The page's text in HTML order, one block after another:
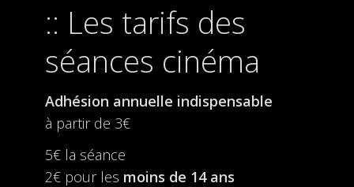
Les tarifs des
séances cinéma
Adhésion annuelle indispensable
à partir de 3€
5€ la séance
2€ pour les moins de 14 ans